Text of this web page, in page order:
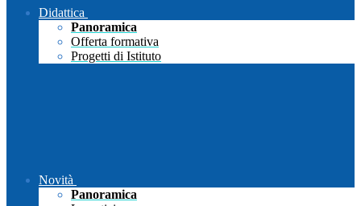
Didattica
Panoramica
Offerta formativa
Progetti di Istituto
Novità
Panoramica